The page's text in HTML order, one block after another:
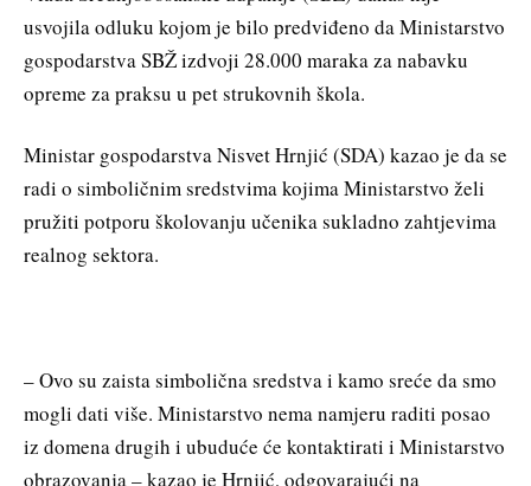
usvojila odluku kojom je bilo predviđeno da Ministarstvo
gospodarstva SBŽ izdvoji 28.000 maraka za nabavku
opreme za praksu u pet strukovnih škola.
Ministar gospodarstva Nisvet Hrnjić (SDA) kazao je da se
radi o simboličnim sredstvima kojima Ministarstvo želi
pružiti potporu školovanju učenika sukladno zahtjevima
realnog sektora.
– Ovo su zaista simbolična sredstva i kamo sreće da smo
mogli dati više. Ministarstvo nema namjeru raditi posao
iz domena drugih i ubuduće će kontaktirati i Ministarstvo
obrazovanja – kazao je Hrnjić, odgovarajući na